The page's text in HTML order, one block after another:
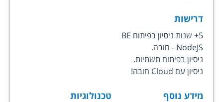
דרישות
5+ שנות ניסיון בפיתוח BE
NodeJS - חובה.
ניסיון בפיתוח תשתיות.
ניסיון עם Cloud חובה!
מידע נוסף טכנולוגיות